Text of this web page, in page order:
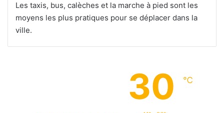
Les taxis, bus, calèches et la marche à pied sont les
moyens les plus pratiques pour se déplacer dans la
ville.
30 ℃